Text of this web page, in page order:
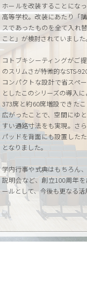
ホールを改装することにな
高等学校。改装にあたり「
スであったものを全て入れ
こと」が検討されていました
コトブキシーティングがご
のスリムさが特徴的なSTS-
コンパクトな設計で省スペ
としたこのシリーズの導入
373席と約60席増設できた
広がったことで、空間にゆ
すい通路寸法をも実現。さ
パッドを背面にも設置した
となりました。
学内行事や式典はもちろん
説明会など、創立100周年
ールとして、今後も更なる活